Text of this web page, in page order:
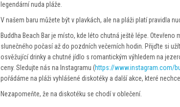
legendární nuda pláže.
V našem baru můžete být v plavkách, ale na pláži platí pravidla
Buddha Beach Bar je místo, kde léto chutná ještě lépe. Otevřeno
slunečného počasí až do pozdních večerních hodin. Přijďte si
osvěžující drinky a chutné jídlo s romantickým výhledem na
ceny. Sledujte nás na Instagramu (https://www.instagram.com/
pořádáme na pláži vyhlášené diskotéky a další akce, které
Nezapomeňte, že na diskotéku se chodí v oblečení.